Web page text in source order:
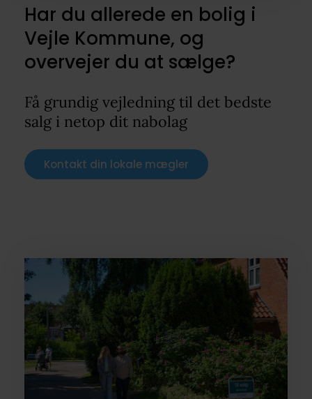
Har du allerede en bolig i
Vejle Kommune, og
overvejer du at sælge?
Få grundig vejledning til det bedste
salg i netop dit nabolag
Kontakt din lokale mægler